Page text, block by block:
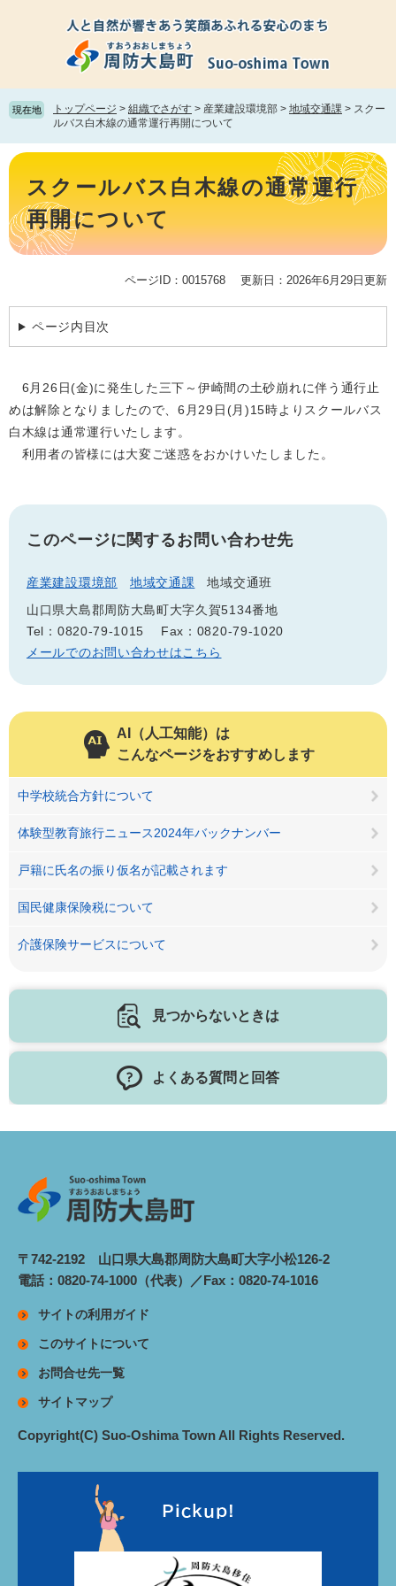
頭
で
飛
ば
て
現在地 トップページ > 組織でさがす > 産業建設環境部 > 地域交通課 > スクー
ルバス白木線の通常運行再開について
本
スクールバス白木線の通常運行
再開について
ページID：0015768 更新日：2026年6月29日更新
ページ内目次
6月26日(金)に発生した三下～伊崎間の土砂崩れに伴う通行止
めは解除となりましたので、6月29日(月)15時よりスクールバス
白木線は通常運行いたします。
利用者の皆様には大変ご迷惑をおかけいたしました。
このページに関するお問い合わせ先
産業建設環境部 地域交通課
地域交通班
山口県大島郡周防大島町大字久賀5134番地
Tel：0820-79-1015
Fax：0820-79-1020
メールでのお問い合わせはこちら
AI（人工知能）は
こんなページをおすすめします
中学校統合方針について
体験型教育旅行ニュース2024年バックナンバー
戸籍に氏名の振り仮名が記載されます
国民健康保険税について
介護保険サービスについて
見つからないときは
よくある質問と回答
〒742-2192 山口県大島郡周防大島町大字小松126-2
電話：0820-74-1000（代表）／Fax：0820-74-1016
サイトの利用ガイド
このサイトについて
お問合せ先一覧
サイトマップ
Copyright(C) Suo-Oshima Town All Rights Reserved.